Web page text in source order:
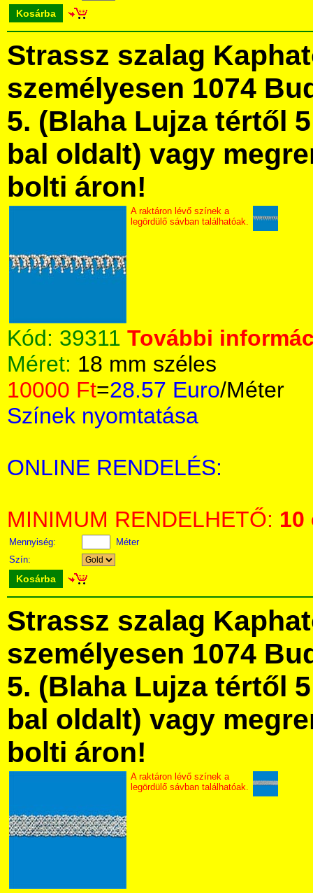
Kosárba
Strassz szalag
személyesen 1074
5. (Blaha Lujza tértől
bal oldalt) vagy
bolti áron!
A raktáron lévő színek a
legördülő sávban találhatóak.
Kód: 39311 További
Méret: 18 mm széles
10000 Ft=28.57 Euro/Méter
Színek nyomtatása
ONLINE RENDELÉS:
MINIMUM RENDELHETŐ: 10
Mennyiség:
Méter
Szín:
Kosárba
Strassz szalag
személyesen 1074
5. (Blaha Lujza tértől
bal oldalt) vagy
bolti áron!
A raktáron lévő színek a
legördülő sávban találhatóak.